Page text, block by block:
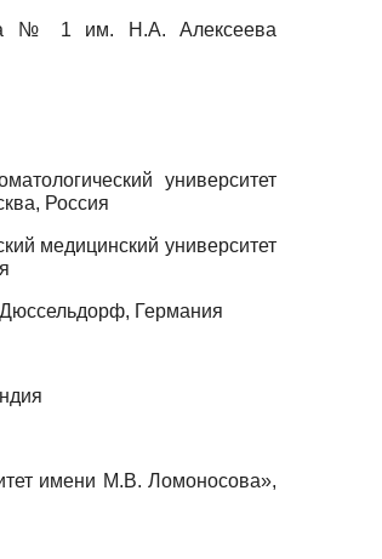
№ 1 им. Н.А. Алексеева
университет
Россия
медицинский университет
Германия
имени М.В. Ломоносова»,